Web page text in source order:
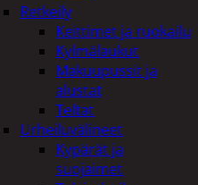
Retkeily
Keittimet ja ruokailu
Kylmälaukut
Makuupussit ja
alustat
Teltat
Urheiluvälineet
Kypärät ja
suojaimet